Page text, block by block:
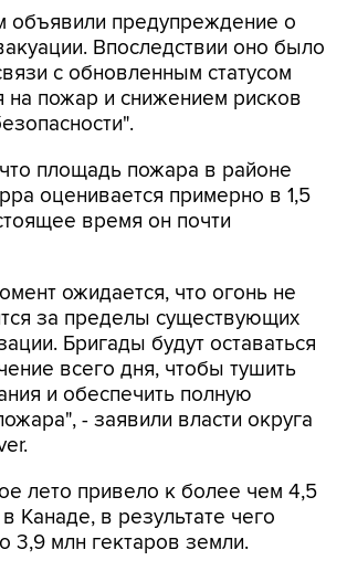
объявили предупреждение о
Впоследствии оно было
с обновленным статусом
на пожар и снижением рисков
площадь пожара в районе
оценивается примерно в 1,5
время он почти
ожидается, что огонь не
за пределы существующих
Бригады будут оставаться
всего дня, чтобы тушить
и обеспечить полную
- заявили власти округа
лето привело к более чем 4,5
Канаде, в результате чего
3,9 млн гектаров земли.